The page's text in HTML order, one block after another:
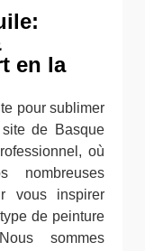
en la
pour sublimer
de Basque
où
nombreuses
vous inspirer
de peinture
sommes